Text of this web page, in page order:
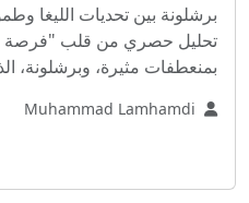
برشلونة بين تحديات الليغا
تحليل حصري من قلب "فرصة
بمنعطفات مثيرة، وبرشلونة،